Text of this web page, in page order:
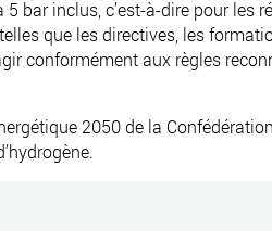
bar inclus, c’est-à-dire pour les
que les directives, les
conformément aux règles
2050 de la